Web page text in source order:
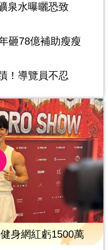
泉水曝曬恐致
砸78億補助瘦瘦
！導覽員不忍
身網紅虧1500萬